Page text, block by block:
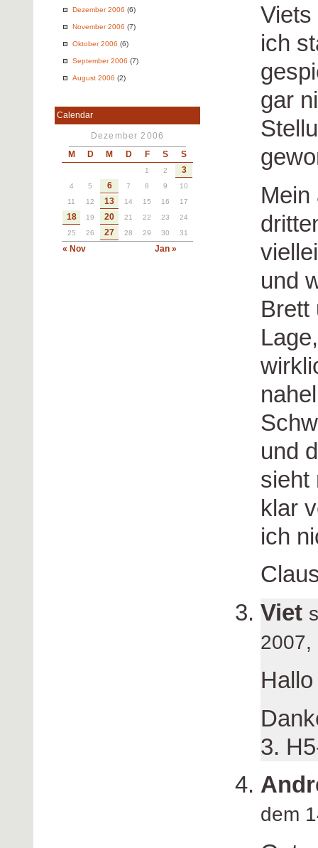
Dezember 2006 (6)
November 2006 (7)
Oktober 2006 (6)
September 2006 (7)
August 2006 (2)
Calendar
Dezember 2006
M D M D F S S
« Nov Jan »
1 2 3
4 5 6 7 8 9
10
11
12 13 14 15 16 17
18 19 20 21 22 23
24
25
26 27 28 29 30 31
Viets
ich
gar
Mein
und
Brett
und
sieht
klar
ich
Viet
3.
dem